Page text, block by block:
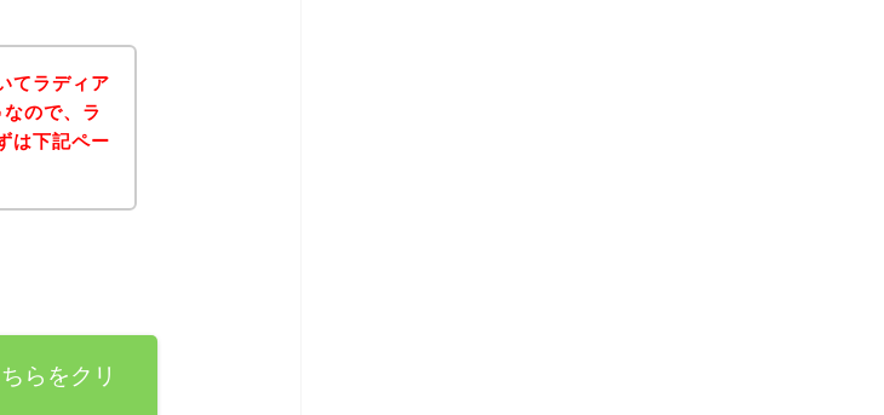
てラディア
ので、ラ
は下記ペー
らをクリ